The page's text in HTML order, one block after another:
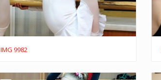
IMG 9982